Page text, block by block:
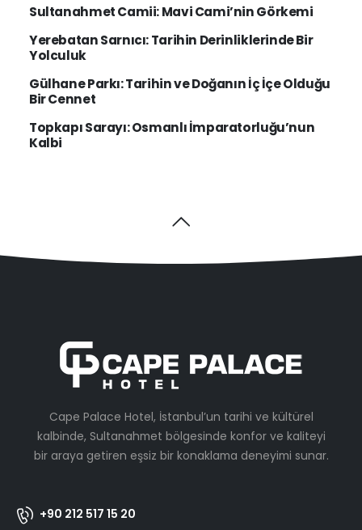
Sultanahmet Camii: Mavi Cami’nin Görkemi
Yerebatan Sarnıcı: Tarihin Derinliklerinde Bir
Yolculuk
Gülhane Parkı: Tarihin ve Doğanın İç İçe Olduğu
Bir Cennet
Topkapı Sarayı: Osmanlı İmparatorluğu’nun
Kalbi
Cape Palace Hotel, İstanbul’un tarihi ve kültürel
kalbinde, Sultanahmet bölgesinde konfor ve kaliteyi
bir araya getiren eşsiz bir konaklama deneyimi sunar.
+90 212 517 15 20